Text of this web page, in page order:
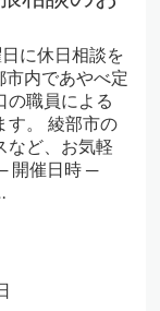
に休日相談を
市内であやべ定
の職員による
す。 綾部市の
など、お気軽
開催日時 ─